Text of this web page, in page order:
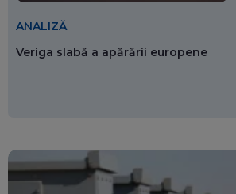
ANALIZĂ
Veriga slabă a apărării europene